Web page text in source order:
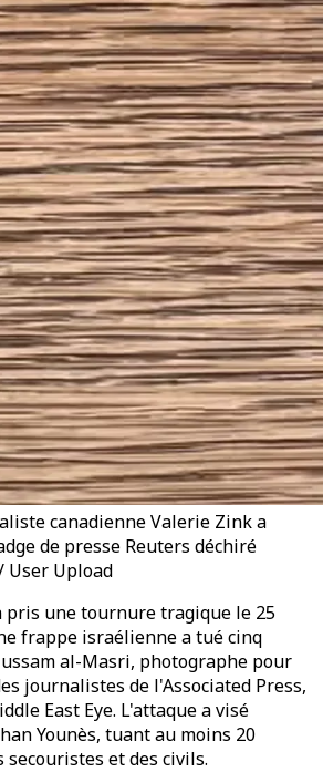
canadienne Valerie Zink a
de presse Reuters déchiré
User Upload
pris une tournure tragique le 25
frappe israélienne a tué cinq
al-Masri, photographe pour
journalistes de l'Associated Press,
East Eye. L'attaque a visé
Younès, tuant au moins 20
secouristes et des civils.